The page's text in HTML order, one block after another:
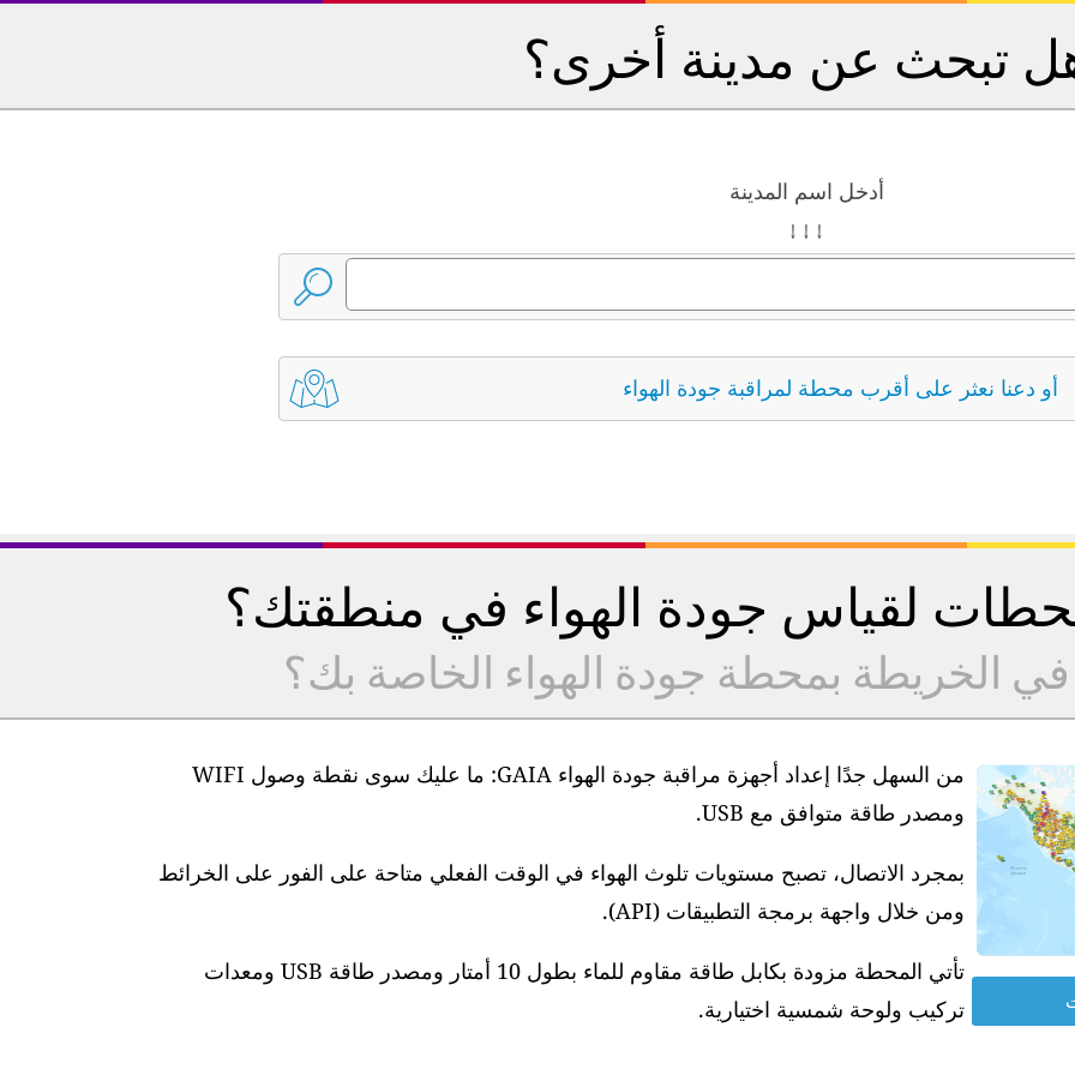
تبحث عن مدينة أخرى؟
أدخل اسم المدينة
↓ ↓ ↓
أو دعنا نعثر على أقرب محطة لمراقبة جودة الهواء
لقياس جودة الهواء في منطقتك؟
في الخريطة بمحطة جودة الهواء الخاصة بك؟
من السهل جدًا إعداد أجهزة مراقبة جودة الهواء GAIA: ما عليك سوى نقطة وصول WIFI
ومصدر طاقة متوافق مع USB.
بمجرد الاتصال، تصبح مستويات تلوث الهواء في الوقت الفعلي متاحة على الفور على الخرائط
ومن خلال واجهة برمجة التطبيقات (API).
تأتي المحطة مزودة بكابل طاقة مقاوم للماء بطول 10 أمتار ومصدر طاقة USB ومعدات
تركيب ولوحة شمسية اختيارية.